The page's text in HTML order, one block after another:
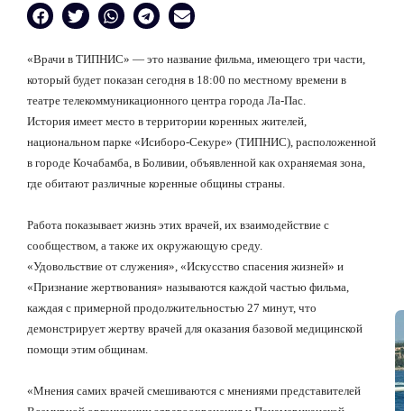
«Врачи в ТИПНИС» — это название фильма, имеющего три части,
который будет показан сегодня в 18:00 по местному времени в
театре телекоммуникационного центра города Ла-Пас.
История имеет место в территории коренных жителей,
национальном парке «Исиборо-Секуре» (ТИПНИС), расположенной
в городе Кочабамба, в Боливии, объявленной как охраняемая зона,
где обитают различные коренные общины страны.
Работа показывает жизнь этих врачей, их взаимодействие с
сообществом, а также их окружающую среду.
«Удовольствие от служения», «Искусство спасения жизней» и
«Признание жертвования» называются каждой частью фильма,
каждая с примерной продолжительностью 27 минут, что
демонстрирует жертву врачей для оказания базовой медицинской
помощи этим общинам.
«Мнения самих врачей смешиваются с мнениями представителей